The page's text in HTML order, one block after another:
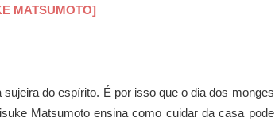
MATSUMOTO]
do espírito. É por isso que o dia dos monges
Matsumoto ensina como cuidar da casa pode